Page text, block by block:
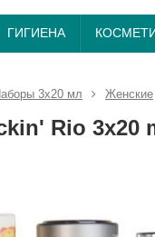
ГИГИЕНА
3х20 мл Женские
Rio 3х20